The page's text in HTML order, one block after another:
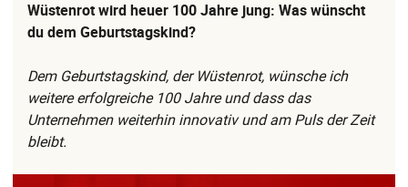
Wüstenrot wird heuer 100 Jahre jung: Was wünscht
du dem Geburtstagskind?
Dem Geburtstagskind, der Wüstenrot, wünsche ich
weitere erfolgreiche 100 Jahre und dass das
Unternehmen weiterhin innovativ und am Puls der Zeit
bleibt.